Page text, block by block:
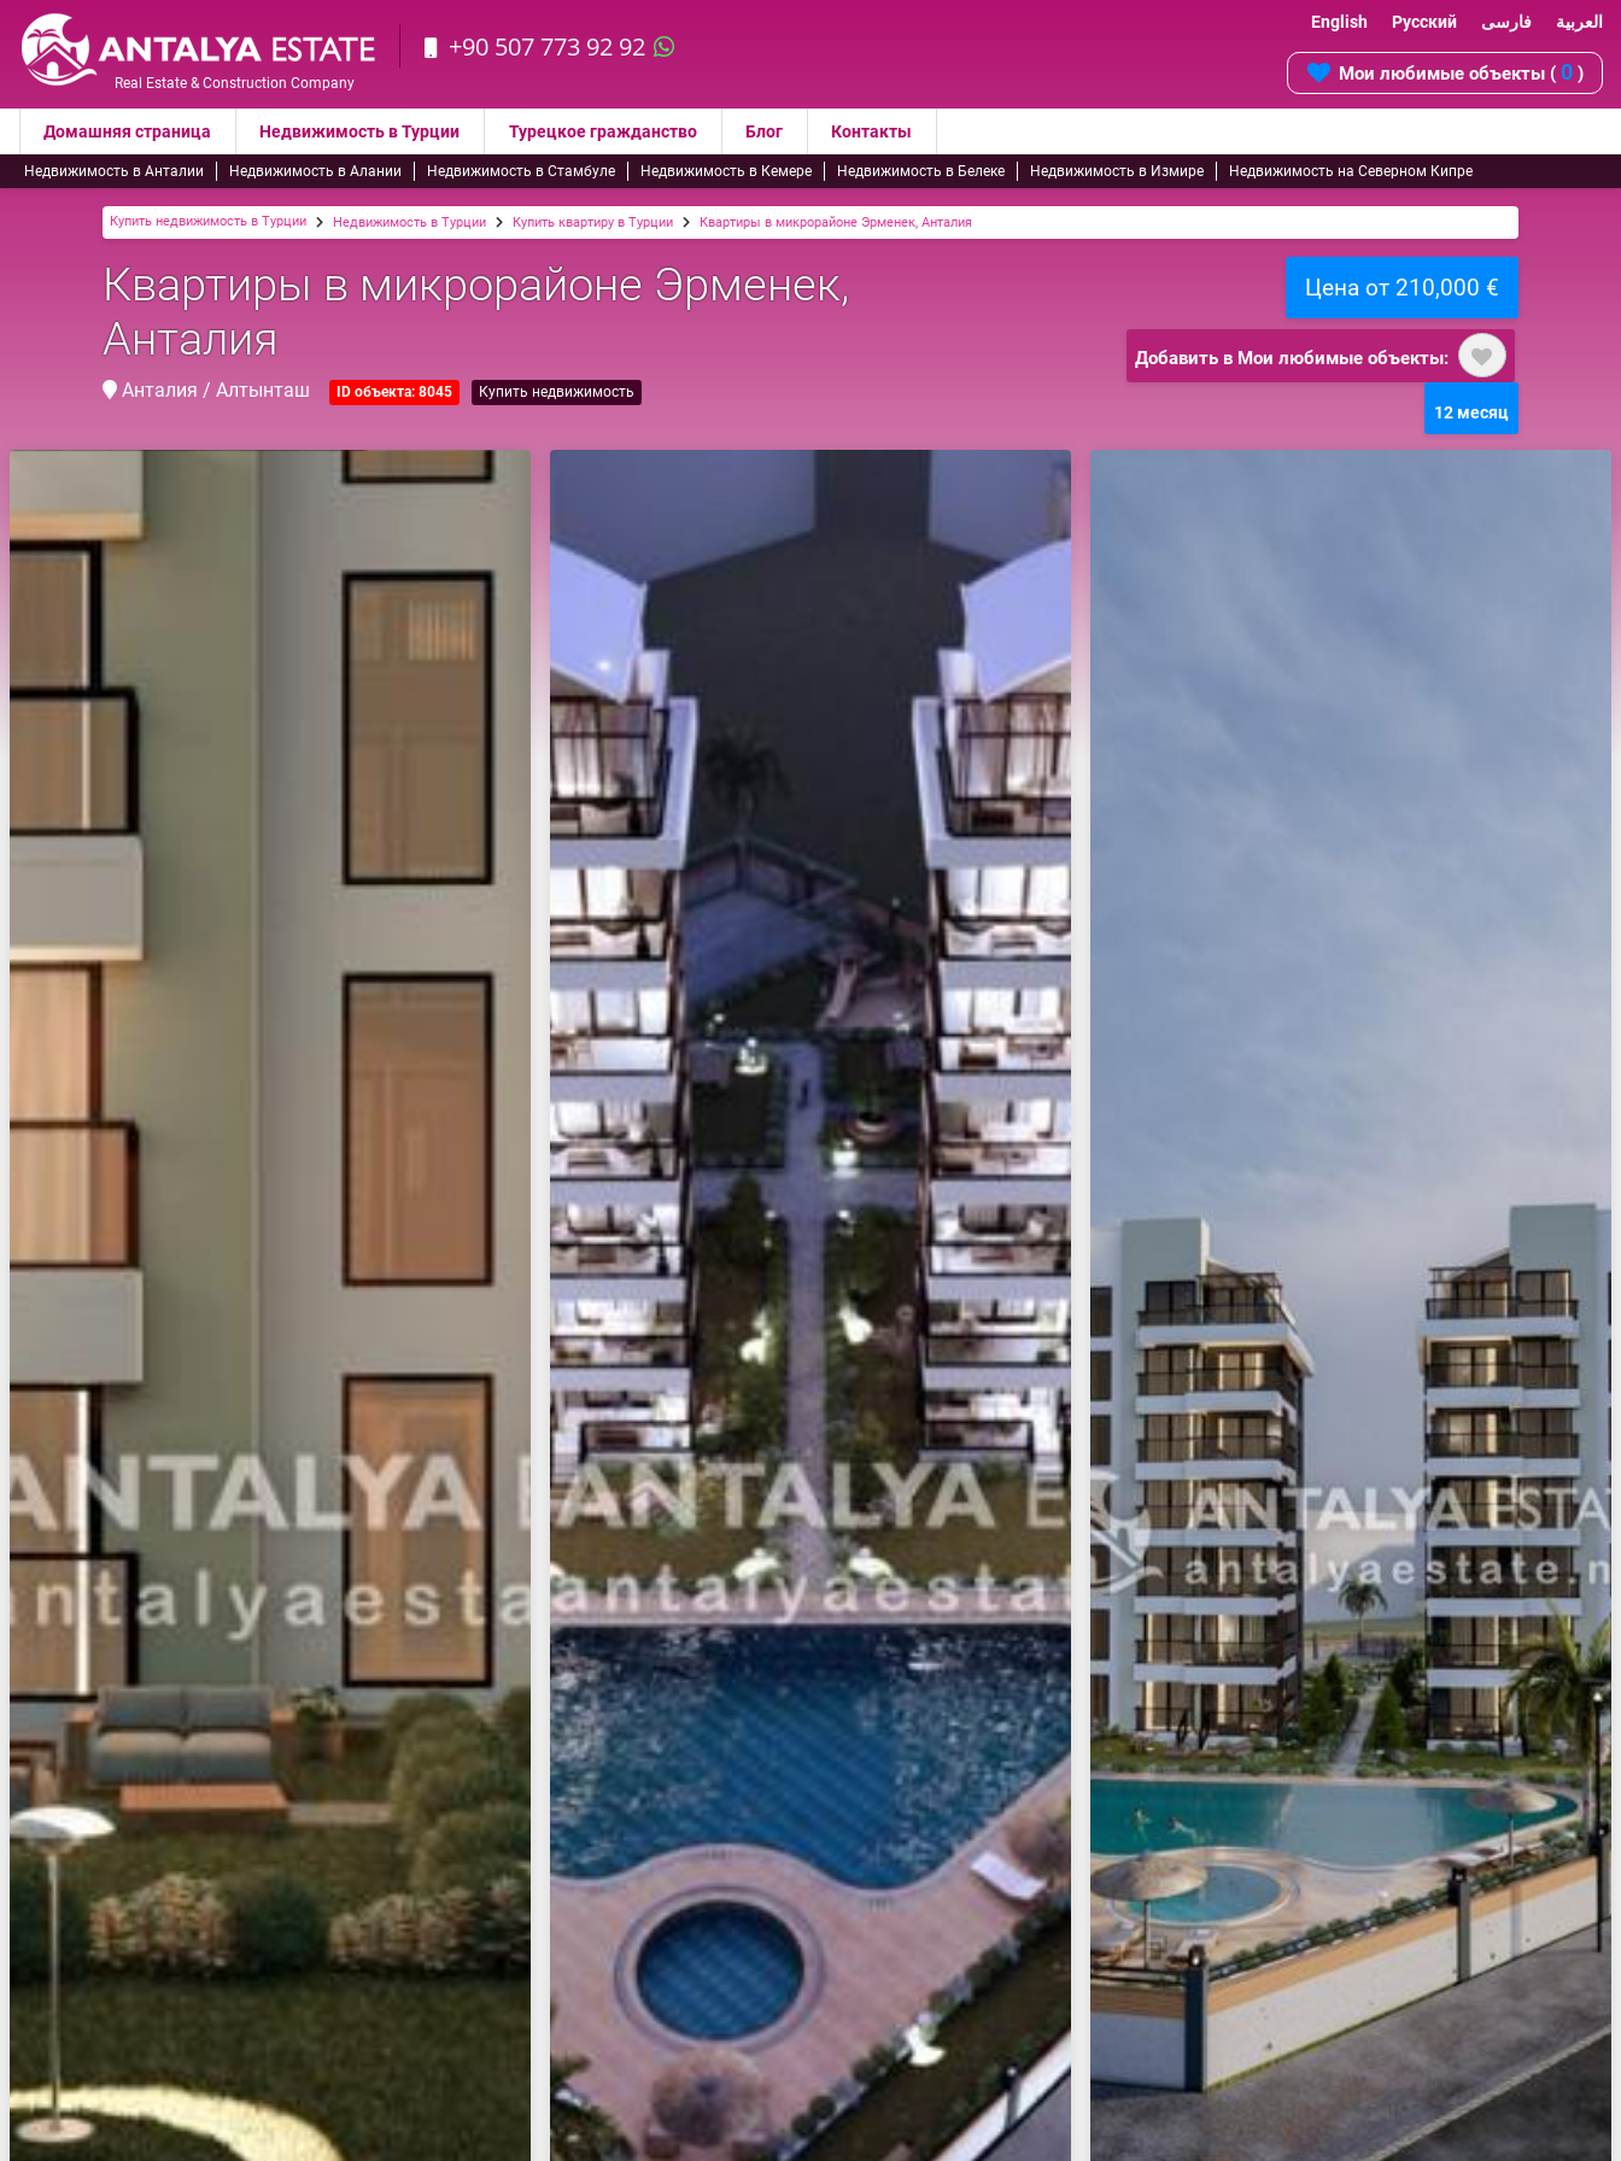
Real Estate & Construction Company
+90 507 773 92 92
English Русский فارسی العربية
Мои любимые объекты ( 0 )
Домашняя страница Недвижимость в Турции Турецкое гражданство Блог Контакты
Недвижимость в Анталии Недвижимость в Алании Недвижимость в Стамбуле Недвижимость в Кемере Недвижимость в Белеке Недвижимость в Измире Недвижимость на Северном Кипре
Купить недвижимость в Турции Недвижимость в Турции Купить квартиру в Турции Квартиры в микрорайоне Эрменек, Анталия
Квартиры в микрорайоне Эрменек,
Анталия
Анталия / Алтынташ ID объекта: 8045 Купить недвижимость
Цена от 210,000 €
Добавить в Мои любимые объекты:
12 месяц